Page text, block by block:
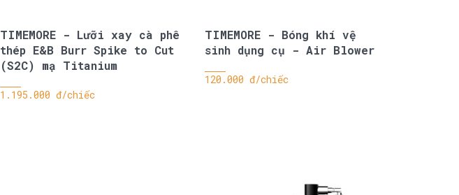
TIMEMORE - Lưỡi xay cà phê
thép E&B Burr Spike to Cut
(S2C) mạ Titanium
1.195.000 đ/chiếc
TIMEMORE - Bóng khí vệ
sinh dụng cụ - Air Blower
120.000 đ/chiếc